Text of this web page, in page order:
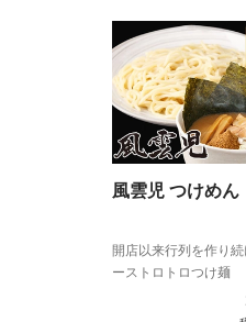
風雲児 つけめん
開店以来行列を作り
ーストロトロつけ麺